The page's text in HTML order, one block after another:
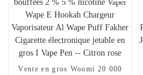
Vaporisateur Geek Randm Vape
Bar -- Fraise Kiwi
Vente en gros Woomi 20 000